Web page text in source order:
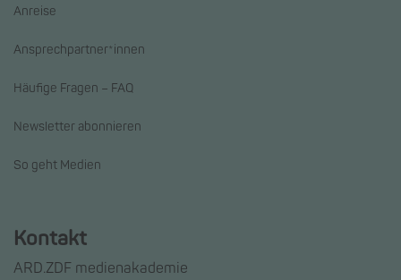
Anreise
Ansprechpartner*innen
Häufige Fragen – FAQ
Newsletter abonnieren
So geht Medien
Kontakt
ARD.ZDF medienakademie